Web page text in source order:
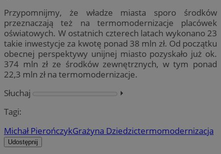
Przypomnijmy, że władze miasta sporo środków
przeznaczają też na termomodernizacje placówek
oświatowych. W ostatnich czterech latach wykonano 23
takie inwestycje za kwotę ponad 38 mln zł. Od początku
obecnej perspektywy unijnej miasto pozyskało już ok.
374 mln zł ze środków zewnętrznych, w tym ponad
22,3 mln zł na termomodernizacje.
Słuchaj
⏵︎
Tagi:
Michał PierończykGrażyna Dziedzictermomodernizacja
Udostępnij